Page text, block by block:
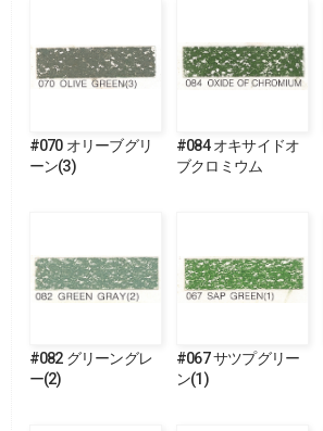
#070 オリーブグリ
ーン(3)
#084 オキサイドオ
ブクロミウム
#082 グリーングレ
ー(2)
#067 サツプグリー
ン(1)